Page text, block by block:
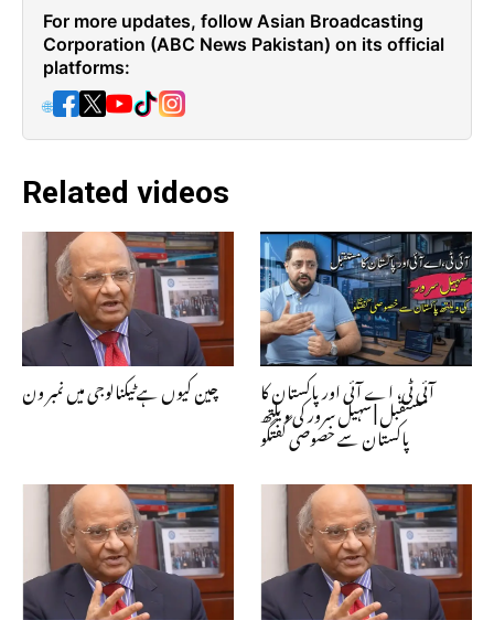
For more updates, follow Asian Broadcasting
Corporation (ABC News Pakistan) on its official
platforms:
🌐
Related videos
چین کیوں ہے ٹیکنالوجی میں نمبر ون آئی ٹی، اے آئی اور پاکستان کا
مستقبل | سہیل سرور کی ویلتھ
پاکستان سے خصوصی گفتگو